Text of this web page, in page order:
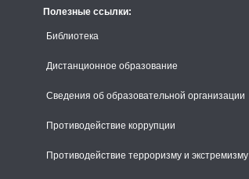
Полезные ссылки:
Библиотека
Дистанционное образование
Сведения об образовательной организации
Противодействие коррупции
Противодействие терроризму и экстремизму